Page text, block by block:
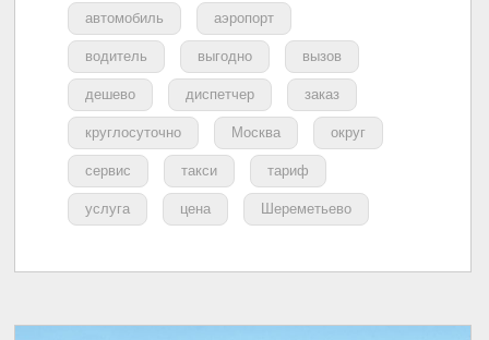
автомобиль аэропорт
водитель выгодно вызов
дешево диспетчер заказ
круглосуточно Москва округ
сервис такси тариф
услуга цена Шереметьево